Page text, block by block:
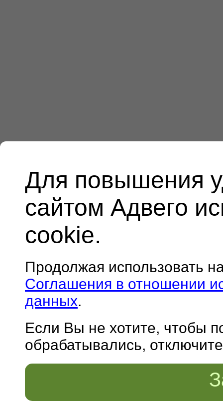
Для повышения
сайтом Адвего
cookie.
Продолжая использовать
Соглашения в отношении
данных.
Если Вы не хотите, чтобы
обрабатывались,